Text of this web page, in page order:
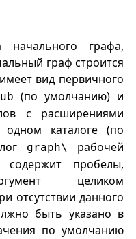
графа,
граф строится
вид первичного
(по умолчанию) и
с расширениями
каталоге (по
graph\
рабочей
пробелы,
целиком
отсутствии данного
быть указано в
по умолчанию